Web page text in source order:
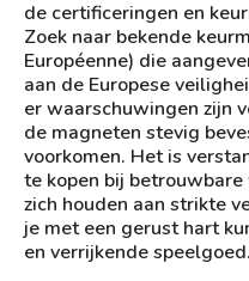
de certificeringen en
Zoek naar bekende
Européenne) die
aan de Europese
er waarschuwingen zijn
de magneten stevig
voorkomen. Het is
te kopen bij
zich houden aan strikte
je met een gerust hart
en verrijkende speelgoed.